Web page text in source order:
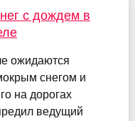
с дождем в
ожидаются
снегом и
на дорогах
ведущий